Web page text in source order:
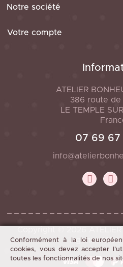
Conformément à la loi
cookies, vous devez accepter
toutes les fonctionnalités de nos
Notre société
Votre compte
ATELIER
386 route de
LE TEMPLE
07 69 67
Agence